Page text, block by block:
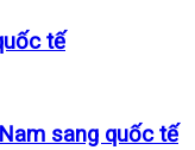
tế
sang quốc tế